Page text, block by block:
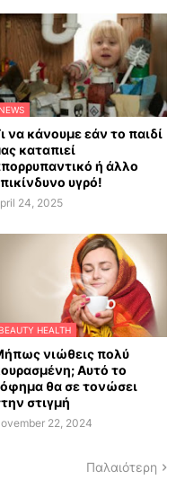
NEWS
να κάνουμε εάν το παιδί
καταπιεί
ή άλλο
υγρό!
24, 2025
BEAUTY HEALTH
νιώθεις πολύ
Αυτό το
θα σε τονώσει
στιγμή
22, 2024
Παλαιότερη